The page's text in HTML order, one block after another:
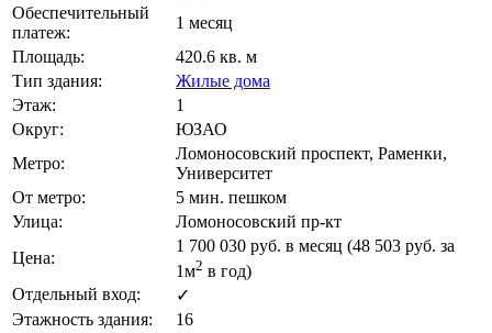
Обеспечительный
платеж:
1 месяц
Площадь:
420.6 кв. м
Тип здания:
Жилые дома
Этаж:
1
Округ:
ЮЗАО
Метро:
Ломоносовский проспект, Раменки,
Университет
От метро:
5 мин. пешком
Улица:
Ломоносовский пр-кт
Цена:
1 700 030 руб. в месяц (48 503 руб. за
1м2 в год)
Отдельный вход:
✓
Этажность здания:
16